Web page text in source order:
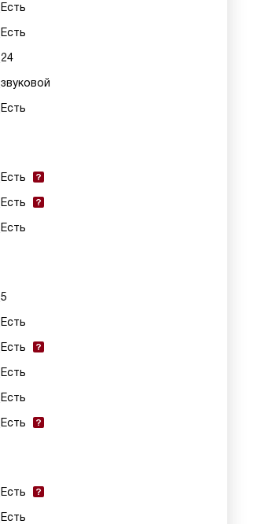
Есть
Есть
24
звуковой
Есть
Есть
Есть
Есть
5
Есть
Есть
Есть
Есть
Есть
Есть
Есть